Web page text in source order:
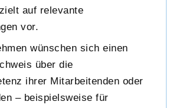
auf relevante
vor.
wünschen sich einen
über die
ihrer Mitarbeitenden oder
– beispielsweise für